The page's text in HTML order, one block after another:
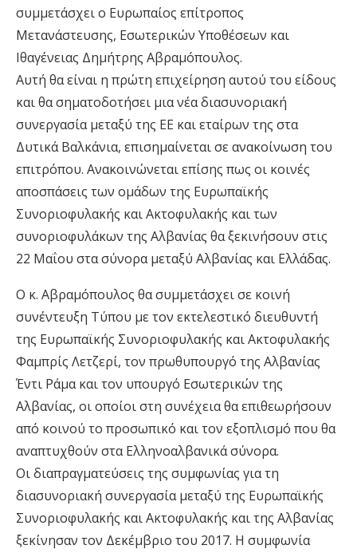
συμμετάσχει ο Ευρωπαίος επίτροπος
Μετανάστευσης, Εσωτερικών Υποθέσεων και
Ιθαγένειας Δημήτρης Αβραμόπουλος.
Αυτή θα είναι η πρώτη επιχείρηση αυτού του είδους
και θα σηματοδοτήσει μια νέα διασυνοριακή
συνεργασία μεταξύ της ΕΕ και εταίρων της στα
Δυτικά Βαλκάνια, επισημαίνεται σε ανακοίνωση του
επιτρόπου. Ανακοινώνεται επίσης πως οι κοινές
αποσπάσεις των ομάδων της Ευρωπαϊκής
Συνοριοφυλακής και Ακτοφυλακής και των
συνοριοφυλάκων της Αλβανίας θα ξεκινήσουν στις
22 Μαΐου στα σύνορα μεταξύ Αλβανίας και Ελλάδας.
Ο κ. Αβραμόπουλος θα συμμετάσχει σε κοινή
συνέντευξη Τύπου με τον εκτελεστικό διευθυντή
της Ευρωπαϊκής Συνοριοφυλακής και Ακτοφυλακής
Φαμπρίς Λετζερί, τον πρωθυπουργό της Αλβανίας
Έντι Ράμα και τον υπουργό Εσωτερικών της
Αλβανίας, οι οποίοι στη συνέχεια θα επιθεωρήσουν
από κοινού το προσωπικό και τον εξοπλισμό που θα
αναπτυχθούν στα Ελληνοαλβανικά σύνορα.
Οι διαπραγματεύσεις της συμφωνίας για τη
διασυνοριακή συνεργασία μεταξύ της Ευρωπαϊκής
Συνοριοφυλακής και Ακτοφυλακής και της Αλβανίας
ξεκίνησαν τον Δεκέμβριο του 2017. Η συμφωνία